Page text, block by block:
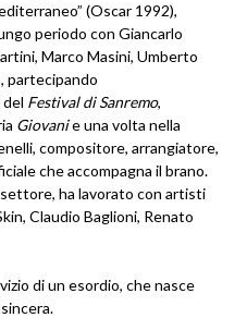
(Oscar 1992),
periodo con Giancarlo
Marco Masini, Umberto
partecipando
Festival di Sanremo,
Giovanie una volta nella
compositore, arrangiatore,
che accompagna il brano.
ha lavorato con artisti
Claudio Baglioni, Renato
di un esordio, che nasce